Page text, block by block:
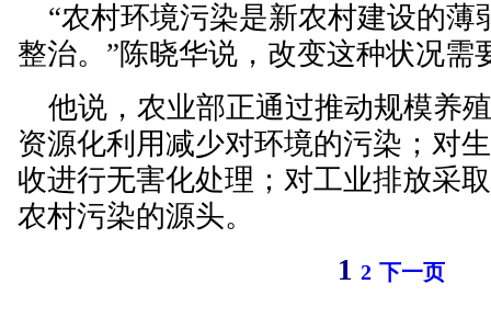
“农村环境污染是新农村建设的薄
整治。”陈晓华说，改变这种状况需
他说，农业部正通过推动规模养
资源化利用减少对环境的污染；对
收进行无害化处理；对工业排放采
农村污染的源头。
1 2 下一页